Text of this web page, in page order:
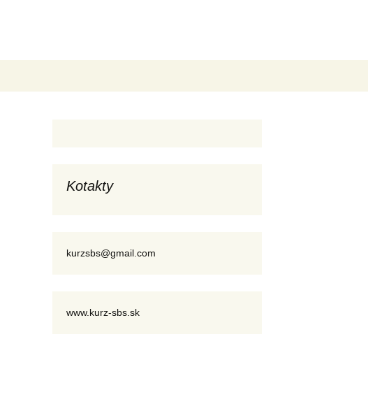
Kotakty
kurzsbs@gmail.com
www.kurz-sbs.sk